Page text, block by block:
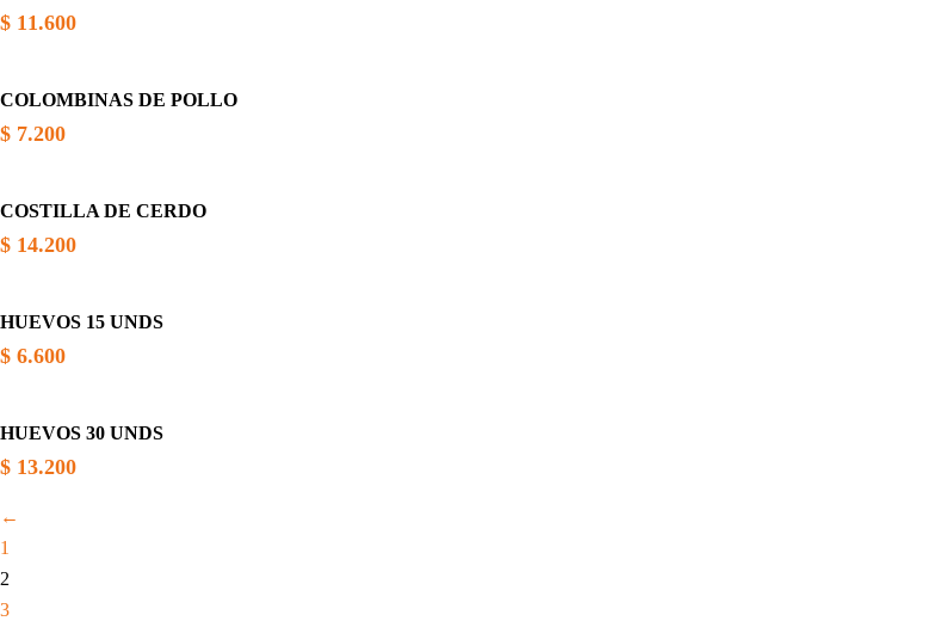
$ 11.600
COLOMBINAS DE POLLO
$ 7.200
COSTILLA DE CERDO
$ 14.200
HUEVOS 15 UNDS
$ 6.600
HUEVOS 30 UNDS
$ 13.200
←
1
2
3